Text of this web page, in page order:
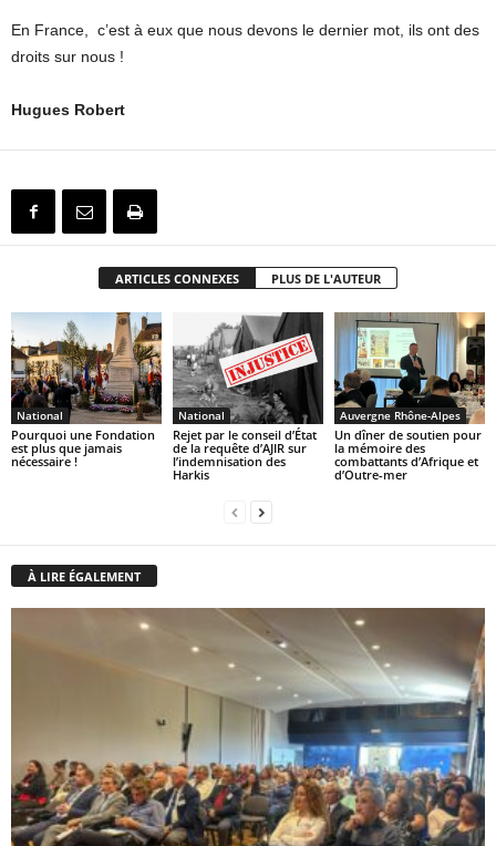
En France, c’est à eux que nous devons le dernier mot, ils ont des
droits sur nous !
Hugues Robert
ARTICLES CONNEXES PLUS DE L'AUTEUR
National
Pourquoi une Fondation
est plus que jamais
nécessaire !
National
Rejet par le conseil d’État
de la requête d’AJIR sur
l’indemnisation des
Harkis
Auvergne Rhône-Alpes
Un dîner de soutien pour
la mémoire des
combattants d’Afrique et
d’Outre-mer
À LIRE ÉGALEMENT